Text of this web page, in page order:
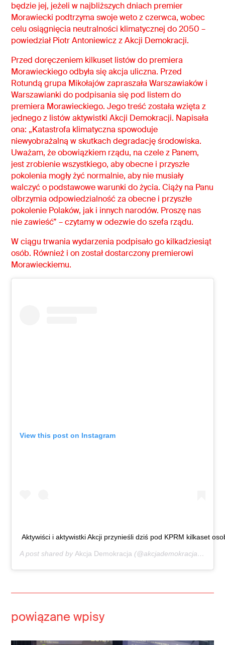
będzie jej, jeżeli w najbliższych dniach premier
Morawiecki podtrzyma swoje weto z czerwca, wobec
celu osiągnięcia neutralności klimatycznej do 2050 –
powiedział Piotr Antoniewicz z Akcji Demokracji.
Przed doręczeniem kilkuset listów do premiera
Morawieckiego odbyła się akcja uliczna. Przed
Rotundą grupa Mikołajów zapraszała Warszawiaków i
Warszawianki do podpisania się pod listem do
premiera Morawieckiego. Jego treść została wzięta z
jednego z listów aktywistki Akcji Demokracji. Napisała
ona: „Katastrofa klimatyczna spowoduje
niewyobrażalną w skutkach degradację środowiska.
Uważam, że obowiązkiem rządu, na czele z Panem,
jest zrobienie wszystkiego, aby obecne i przyszłe
pokolenia mogły żyć normalnie, aby nie musiały
walczyć o podstawowe warunki do życia. Ciąży na Panu
olbrzymia odpowiedzialność za obecne i przyszłe
pokolenie Polaków, jak i innych narodów. Proszę nas
nie zawieść” – czytamy w odezwie do szefa rządu.
W ciągu trwania wydarzenia podpisało go kilkadziesiąt
osób. Również i on został dostarczony premierowi
Morawieckiemu.
View this post on Instagram
Aktywiści i aktywistki Akcji przynieśli dziś pod KPRM kilkaset
A post shared by Akcja Demokracja (@akcjademokracja) on
powiązane wpisy